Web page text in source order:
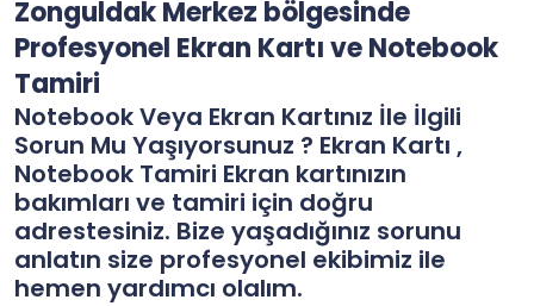
Zonguldak Merkez bölgesinde
Profesyonel Ekran Kartı ve Notebook
Tamiri
Notebook Veya Ekran Kartınız İle İlgili
Sorun Mu Yaşıyorsunuz ? Ekran Kartı ,
Notebook Tamiri Ekran kartınızın
bakımları ve tamiri için doğru
adrestesiniz. Bize yaşadığınız sorunu
anlatın size profesyonel ekibimiz ile
hemen yardımcı olalım.